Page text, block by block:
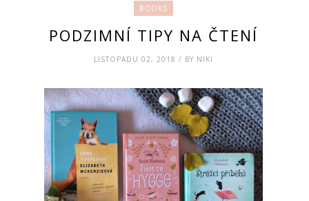
BOOKS
PODZIMNÍ TIPY NA ČTENÍ
LISTOPADU 02, 2018 / BY NIKI